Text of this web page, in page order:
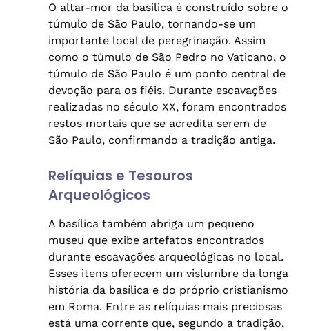
O altar-mor da basílica é construído sobre o
túmulo de São Paulo, tornando-se um
importante local de peregrinação. Assim
como o túmulo de São Pedro no Vaticano, o
túmulo de São Paulo é um ponto central de
devoção para os fiéis. Durante escavações
realizadas no século XX, foram encontrados
restos mortais que se acredita serem de
São Paulo, confirmando a tradição antiga.
Relíquias e Tesouros
Arqueológicos
A basílica também abriga um pequeno
museu que exibe artefatos encontrados
durante escavações arqueológicas no local.
Esses itens oferecem um vislumbre da longa
história da basílica e do próprio cristianismo
em Roma. Entre as relíquias mais preciosas
está uma corrente que, segundo a tradição,